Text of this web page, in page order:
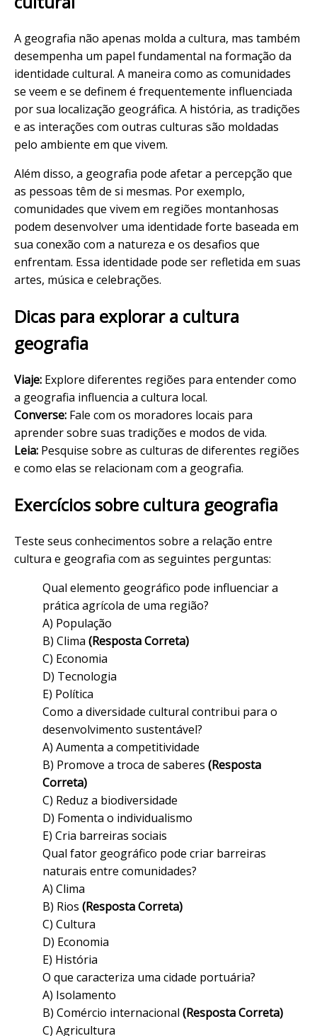
A geografia não apenas molda a cultura, mas também
desempenha um papel fundamental na formação da
identidade cultural. A maneira como as comunidades
se veem e se definem é frequentemente influenciada
por sua localização geográfica. A história, as tradições
e as interações com outras culturas são moldadas
pelo ambiente em que vivem.
Além disso, a geografia pode afetar a percepção que
as pessoas têm de si mesmas. Por exemplo,
comunidades que vivem em regiões montanhosas
podem desenvolver uma identidade forte baseada em
sua conexão com a natureza e os desafios que
enfrentam. Essa identidade pode ser refletida em suas
artes, música e celebrações.
Dicas para explorar a cultura
geografia
Viaje: Explore diferentes regiões para entender como
a geografia influencia a cultura local.
Converse: Fale com os moradores locais para
aprender sobre suas tradições e modos de vida.
Leia: Pesquise sobre as culturas de diferentes regiões
e como elas se relacionam com a geografia.
Exercícios sobre cultura geografia
Teste seus conhecimentos sobre a relação entre
cultura e geografia com as seguintes perguntas:
Qual elemento geográfico pode influenciar a
prática agrícola de uma região?
A) População
B) Clima (Resposta Correta)
C) Economia
D) Tecnologia
E) Política
Como a diversidade cultural contribui para o
desenvolvimento sustentável?
A) Aumenta a competitividade
B) Promove a troca de saberes (Resposta
Correta)
C) Reduz a biodiversidade
D) Fomenta o individualismo
E) Cria barreiras sociais
Qual fator geográfico pode criar barreiras
naturais entre comunidades?
A) Clima
B) Rios (Resposta Correta)
C) Cultura
D) Economia
E) História
O que caracteriza uma cidade portuária?
A) Isolamento
B) Comércio internacional (Resposta Correta)
C) Agricultura